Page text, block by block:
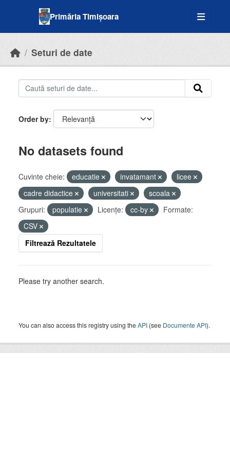
Primăria Timișoara
Seturi de date
Order by
No datasets found
Cuvinte cheie: educatie invatamant
licee
cadre didactice
universitati
scoala
Grupuri:
populatie Licenţe: cc-by
Formate:
CSV
Filtrează Rezultatele
Please try another search.
You can also access this registry using theAPI (see Documente API).